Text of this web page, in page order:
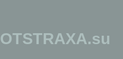
OTSTRAXA.su